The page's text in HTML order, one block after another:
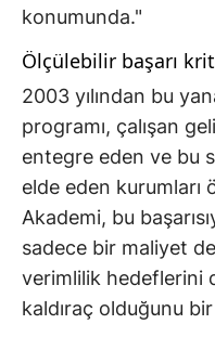
konumunda."
Ölçülebilir başarı
2003 yılından bu
programı, çalışan
entegre eden ve bu
elde eden kurumları
Akademi, bu
sadece bir maliyet
verimlilik hedeflerini
kaldıraç olduğunu